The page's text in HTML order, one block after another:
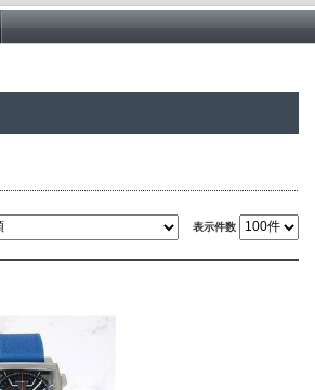
スターパーペチュアル
シードゥエラー
表示件数